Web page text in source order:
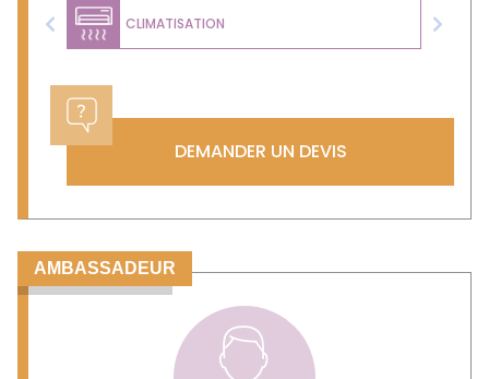
CLIMATISATION
Previous Next
DEMANDER UN DEVIS
AMBASSADEUR